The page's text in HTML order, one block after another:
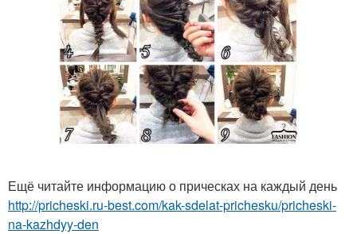
Ещё читайте информацию о прическах на каждый день
http://pricheski.ru-best.com/kak-sdelat-prichesku/pricheski-
na-kazhdyy-den